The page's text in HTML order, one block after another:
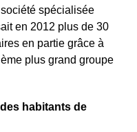
spécialisée
en 2012 plus de 30
en partie grâce à
plus grand groupe
habitants de